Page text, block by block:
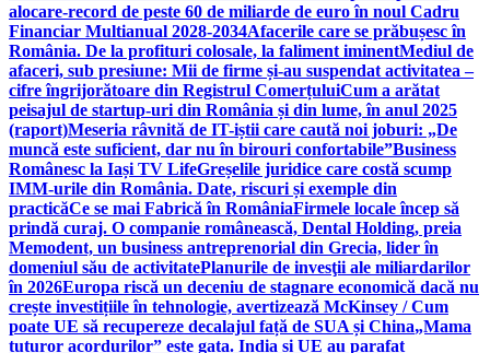
alocare-record de peste 60 de miliarde de euro în noul Cadru
Financiar Multianual 2028-2034Afacerile care se prăbușesc în
România. De la profituri colosale, la faliment iminentMediul de
afaceri, sub presiune: Mii de firme și-au suspendat activitatea –
cifre îngrijorătoare din Registrul ComerțuluiCum a arătat
peisajul de startup-uri din România și din lume, în anul 2025
(raport)Meseria râvnită de IT-iștii care caută noi joburi: „De
muncă este suficient, dar nu în birouri confortabile”Business
Românesc la Iași TV LifeGreșelile juridice care costă scump
IMM-urile din România. Date, riscuri și exemple din
practicăCe se mai Fabrică în RomâniaFirmele locale încep să
prindă curaj. O companie românească, Dental Holding, preia
Memodent, un business antreprenorial din Grecia, lider în
domeniul său de activitatePlanurile de invesţii ale miliardarilor
în 2026Europa riscă un deceniu de stagnare economică dacă nu
crește investițiile în tehnologie, avertizează McKinsey / Cum
poate UE să recupereze decalajul față de SUA și China„Mama
tuturor acordurilor” este gata. India și UE au parafat